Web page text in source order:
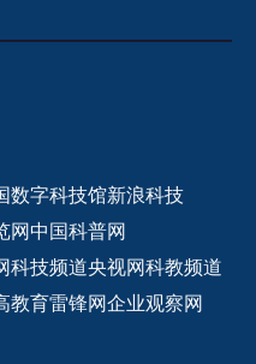
数字科技馆新浪科技
网中国科普网
科技频道央视网科教频道
教育雷锋网企业观察网